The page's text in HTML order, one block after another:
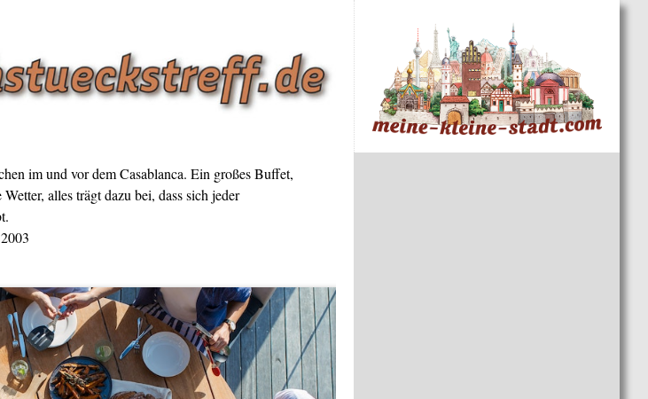
im und vor dem Casablanca. Ein großes Buffet,
alles trägt dazu bei, dass sich jeder